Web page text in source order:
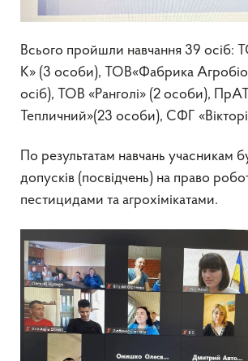
Всього пройшли навчання 39 осіб:
К» (3 особи), ТОВ«Фабрика
осіб), ТОВ «Ранголі» (2 особи),
Тепличний»(23 особи), СФГ
По результатам навчань учасникам
допусків (посвідчень) на право
пестицидами та агрохімікатами.